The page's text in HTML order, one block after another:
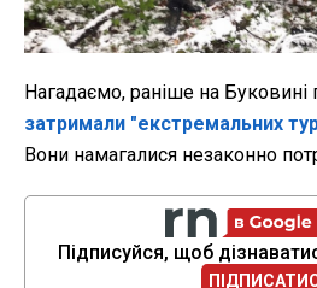
Нагадаємо, раніше на
затримали "екстремальних
Вони намагалися незаконно
Підписуйся, щоб